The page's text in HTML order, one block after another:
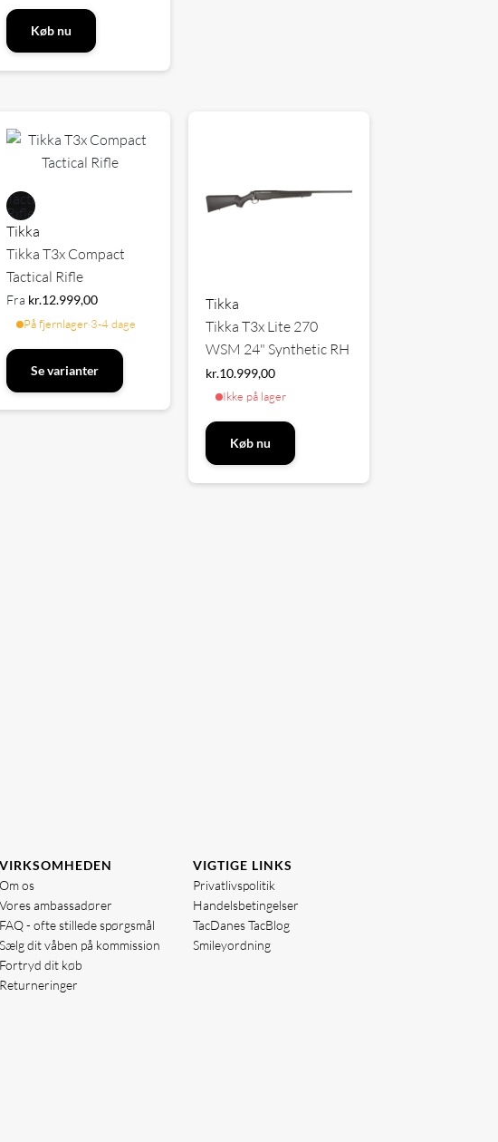
Køb nu
Tikka
Tikka T3x Compact
Tactical Rifle
Fra kr.12.999,00
På fjernlager·3-4 dage
Se varianter
Tikka
Tikka T3x Lite 270
WSM 24" Synthetic RH
kr.10.999,00
Ikke på lager
Køb nu
VIRKSOMHEDEN
Om os
Vores ambassadører
FAQ - ofte stillede spørgsmål
Sælg dit våben på kommission
Fortryd dit køb
Returneringer
VIGTIGE LINKS
Privatlivspolitik
Handelsbetingelser
TacDanes TacBlog
Smileyordning